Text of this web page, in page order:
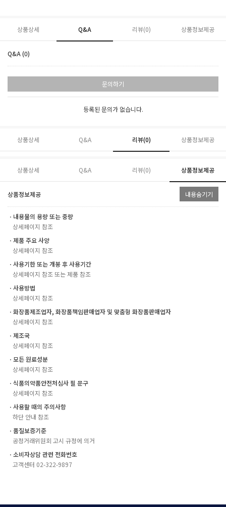
상품상세 Q&A 리뷰(0) 상품정보제공
Q&A (0)
문의하기
등록된 문의가 없습니다.
상품상세 Q&A 리뷰(0) 상품정보제공
상품상세 Q&A 리뷰(0) 상품정보제공
상품정보제공 내용숨기기
ㆍ내용물의 용량 또는 중량
상세페이지 참조
ㆍ제품 주요 사양
상세페이지 참조
ㆍ사용기한 또는 개봉 후 사용기간
상세페이지 참조 또는 제품 참조
ㆍ사용방법
상세페이지 참조
ㆍ화장품제조업자, 화장품책임판매업자 및 맞춤형 화장품판매업자
상세페이지 참조
ㆍ제조국
상세페이지 참조
ㆍ모든 원료성분
상세페이지 참조
ㆍ식품의약품안전처심사 필 문구
상세페이지 참조
ㆍ사용할 때의 주의사항
하단 안내 참조
ㆍ품질보증기준
공정거래위원회 고시 규정에 의거
ㆍ소비자상담 관련 전화번호
고객센터 02-322-9897